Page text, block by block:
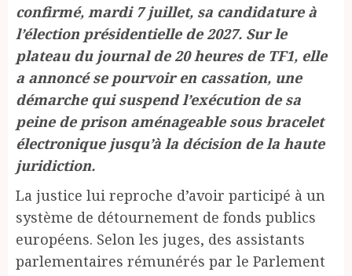
confirmé, mardi 7 juillet, sa candidature à
l’élection présidentielle de 2027. Sur le
plateau du journal de 20 heures de TF1, elle
a annoncé se pourvoir en cassation, une
démarche qui suspend l’exécution de sa
peine de prison aménageable sous bracelet
électronique jusqu’à la décision de la haute
juridiction.
La justice lui reproche d’avoir participé à un
système de détournement de fonds publics
européens. Selon les juges, des assistants
parlementaires rémunérés par le Parlement